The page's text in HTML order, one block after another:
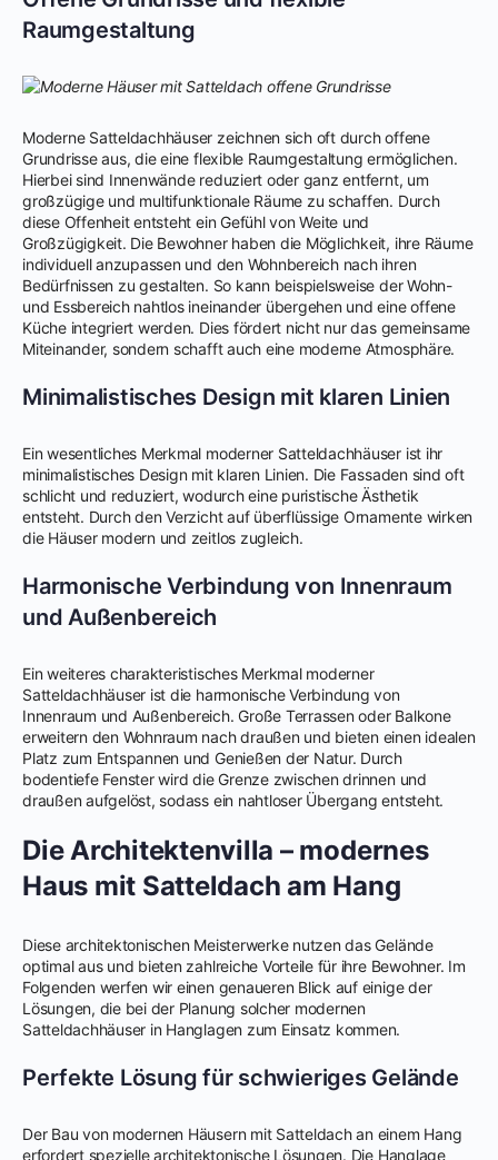
Raumgestaltung
Moderne Satteldachhäuser zeichnen sich oft durch offene
Grundrisse aus, die eine flexible Raumgestaltung ermöglichen.
Hierbei sind Innenwände reduziert oder ganz entfernt, um
großzügige und multifunktionale Räume zu schaffen. Durch
diese Offenheit entsteht ein Gefühl von Weite und
Großzügigkeit. Die Bewohner haben die Möglichkeit, ihre Räume
individuell anzupassen und den Wohnbereich nach ihren
Bedürfnissen zu gestalten. So kann beispielsweise der Wohn-
und Essbereich nahtlos ineinander übergehen und eine offene
Küche integriert werden. Dies fördert nicht nur das gemeinsame
Miteinander, sondern schafft auch eine moderne Atmosphäre.
Minimalistisches Design mit klaren Linien
Ein wesentliches Merkmal moderner Satteldachhäuser ist ihr
minimalistisches Design mit klaren Linien. Die Fassaden sind oft
schlicht und reduziert, wodurch eine puristische Ästhetik
entsteht. Durch den Verzicht auf überflüssige Ornamente wirken
die Häuser modern und zeitlos zugleich.
Harmonische Verbindung von Innenraum
und Außenbereich
Ein weiteres charakteristisches Merkmal moderner
Satteldachhäuser ist die harmonische Verbindung von
Innenraum und Außenbereich. Große Terrassen oder Balkone
erweitern den Wohnraum nach draußen und bieten einen idealen
Platz zum Entspannen und Genießen der Natur. Durch
bodentiefe Fenster wird die Grenze zwischen drinnen und
draußen aufgelöst, sodass ein nahtloser Übergang entsteht.
Die Architektenvilla – modernes
Haus mit Satteldach am Hang
Diese architektonischen Meisterwerke nutzen das Gelände
optimal aus und bieten zahlreiche Vorteile für ihre Bewohner. Im
Folgenden werfen wir einen genaueren Blick auf einige der
Lösungen, die bei der Planung solcher modernen
Satteldachhäuser in Hanglagen zum Einsatz kommen.
Perfekte Lösung für schwieriges Gelände
Der Bau von modernen Häusern mit Satteldach an einem Hang
erfordert spezielle architektonische Lösungen. Die Hanglage